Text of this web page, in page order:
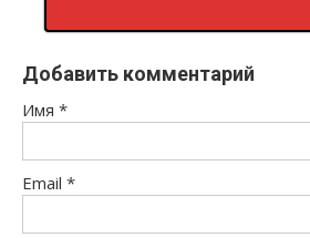
Добавить комментарий
Имя *
Email *